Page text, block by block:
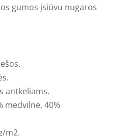
gumos įsiūvu nugaros
antkeliams.
medvilnė, 40%
m2.